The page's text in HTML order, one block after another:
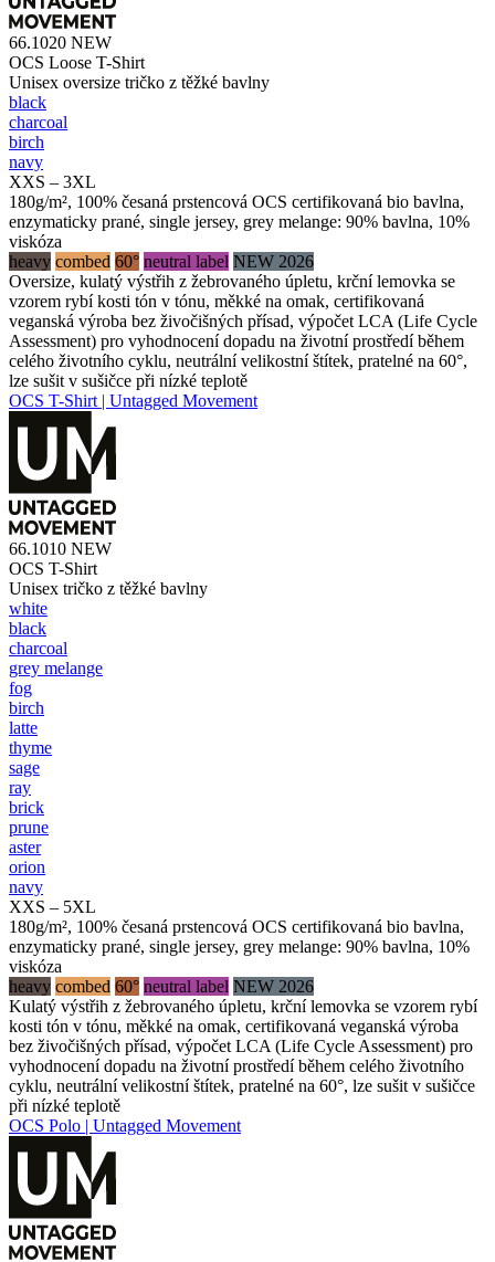
66.1020 NEW
OCS Loose T-Shirt
Unisex oversize tričko z těžké bavlny
black
charcoal
birch
navy
XXS – 3XL
180g/m², 100% česaná prstencová OCS certifikovaná bio bavlna,
enzymaticky prané, single jersey, grey melange: 90% bavlna, 10%
viskóza
heavy combed 60° neutral label NEW 2026
Oversize, kulatý výstřih z žebrovaného úpletu, krční lemovka se
vzorem rybí kosti tón v tónu, měkké na omak, certifikovaná
veganská výroba bez živočišných přísad, výpočet LCA (Life Cycle
Assessment) pro vyhodnocení dopadu na životní prostředí během
celého životního cyklu, neutrální velikostní štítek, pratelné na 60°,
lze sušit v sušičce při nízké teplotě
OCS T-Shirt | Untagged Movement
66.1010 NEW
OCS T-Shirt
Unisex tričko z těžké bavlny
white
black
charcoal
grey melange
fog
birch
latte
thyme
sage
ray
brick
prune
aster
orion
navy
XXS – 5XL
180g/m², 100% česaná prstencová OCS certifikovaná bio bavlna,
enzymaticky prané, single jersey, grey melange: 90% bavlna, 10%
viskóza
heavy combed 60° neutral label NEW 2026
Kulatý výstřih z žebrovaného úpletu, krční lemovka se vzorem rybí
kosti tón v tónu, měkké na omak, certifikovaná veganská výroba
bez živočišných přísad, výpočet LCA (Life Cycle Assessment) pro
vyhodnocení dopadu na životní prostředí během celého životního
cyklu, neutrální velikostní štítek, pratelné na 60°, lze sušit v sušičce
při nízké teplotě
OCS Polo | Untagged Movement